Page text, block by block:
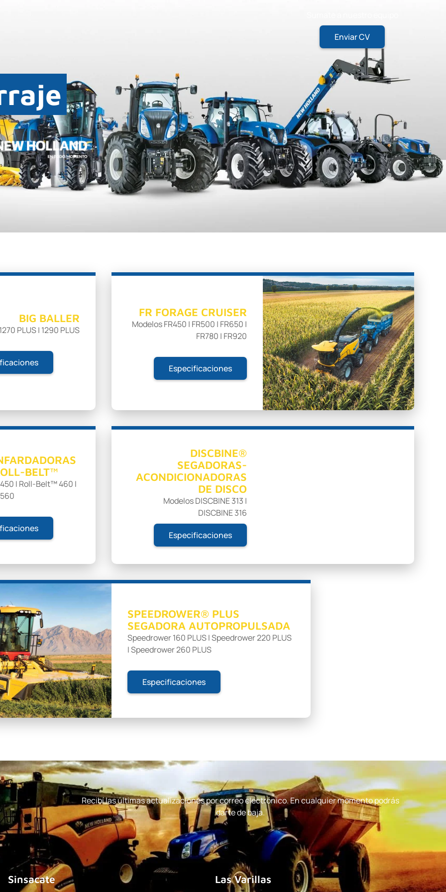
Enviar CV
BIG BALLER
PLUS | 1290 PLUS
FR FORAGE CRUISER
Modelos FR450 | FR500 | FR650 |
FR780 | FR920
Especificaciones
BELT™
I Roll-Belt™ 460 I
DISCBINE®
SEGADORAS-
ACONDICIONADORAS
DE DISCO
Modelos DISCBINE 313 |
DISCBINE 316
Especificaciones
SPEEDROWER® PLUS
SEGADORA AUTOPROPULSADA
Speedrower 160 PLUS I Speedrower 220 PLUS
I Speedrower 260 PLUS
Especificaciones
Recibí las últimas actualizaciones por correo electrónico. En cualquier momento podrás
darte de baja.
Sinsacate Las Varillas